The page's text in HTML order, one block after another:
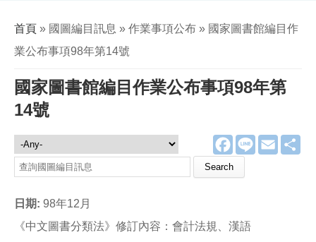
您在這裡
首頁 » 國圖編目訊息 » 作業事項公布 » 國家圖書館編目作
業公布事項98年第14號
國家圖書館編目作業公布事項98年第
14號
F
a
e
k
L
E
m
國圖編目訊息
Search this site
日期: 98年12月
《中文圖書分類法》修訂內容：會計法規、漢語